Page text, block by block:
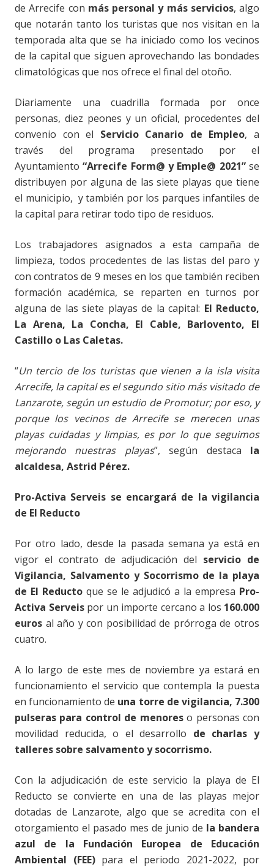
de Arrecife con más personal y más servicios, algo
que notarán tanto los turistas que nos visitan en la
temporada alta que se ha iniciado como los vecinos
de la capital que siguen aprovechando las bondades
climatológicas que nos ofrece el final del otoño.
Diariamente una cuadrilla formada por once
personas, diez peones y un oficial, procedentes del
convenio con el Servicio Canario de Empleo, a
través del programa presentado por el
Ayuntamiento“Arrecife Form@ y Emple@ 2021”se
distribuyen por alguna de las siete playas que tiene
el municipio, y también por los parques infantiles de
la capital para retirar todo tipo de residuos.
Los trabajadores asignados a esta campaña de
limpieza, todos procedentes de las listas del paro y
con contratos de 9 meses en los que también reciben
formación académica, se reparten en turnos por
alguna de las siete playas de la capital: El Reducto,
La Arena, La Concha, El Cable, Barlovento, El
Castillo o Las Caletas.
“Un tercio de los turistas que vienen a la isla visita
Arrecife, la capital es el segundo sitio más visitado de
Lanzarote, según un estudio de Promotur; por eso, y
porque los vecinos de Arrecife se merecen unas
playas cuidadas y limpias, es por lo que seguimos
mejorando nuestras playas”, según destaca la
alcaldesa, Astrid Pérez.
Pro-Activa Serveis se encargará de la vigilancia
de El Reducto
Por otro lado, desde la pasada semana ya está en
vigor el contrato de adjudicación del servicio de
Vigilancia, Salvamento y Socorrismo de la playa
de El Reducto que se le adjudicó a la empresa Pro-
Activa Serveispor un importe cercano a los 160.000
euros al año y con posibilidad de prórroga de otros
cuatro.
A lo largo de este mes de noviembre ya estará en
funcionamiento el servicio que contempla la puesta
en funcionamiento de una torre de vigilancia, 7.300
pulseras para control de menoreso personas con
movilidad reducida, o el desarrollo de charlas y
talleres sobre salvamento y socorrismo.
Con la adjudicación de este servicio la playa de El
Reducto se convierte en una de las playas mejor
dotadas de Lanzarote, algo que se acredita con el
otorgamiento el pasado mes de junio de la bandera
azul de la Fundación Europea de Educación
Ambiental (FEE)para el periodo 2021-2022, por